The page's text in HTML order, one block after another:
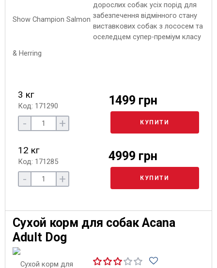
дорослих собак усіх порід для
забезпечення відмінного стану
виставкових собак з лососем та
оселедцем супер-преміум класу
3 кг
Код: 171290 1499 грн
- + КУПИТИ
12 кг
Код: 171285 4999 грн
- + КУПИТИ
Сухой корм для собак Acana
Adult Dog